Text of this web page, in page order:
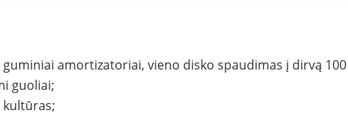
amortizatoriai, vieno disko spaudimas į dirvą 100
guoliai;